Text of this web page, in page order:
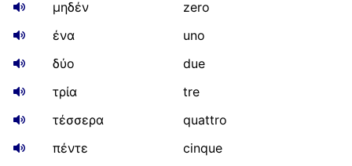
μηδέν
zero
ένα
uno
δύο
due
τρία
tre
τέσσερα
quattro
πέντε
cinque